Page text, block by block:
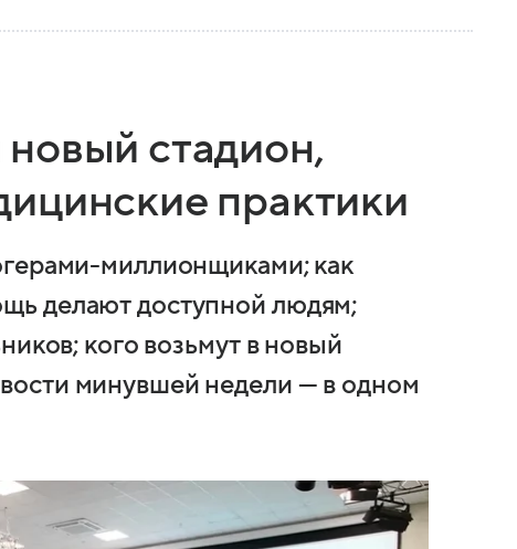
стадион,
практики
миллионщиками; как
делают доступной людям;
кого возьмут в новый
минувшей недели — в одном